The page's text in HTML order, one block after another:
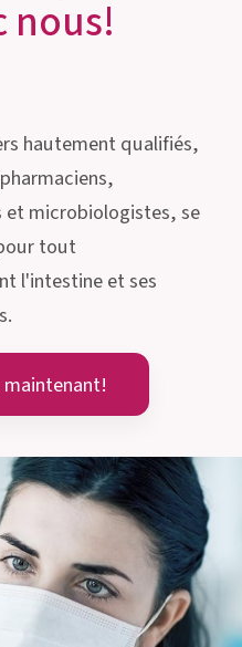
nous!
hautement qualifiés,
microbiologistes, se
tout
l'intestine et ses